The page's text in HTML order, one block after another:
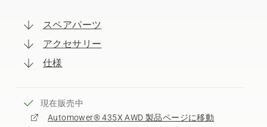
スペアパーツ
アクセサリー
仕様
現在販売中
Automower® 435X AWD 製品ページに移動